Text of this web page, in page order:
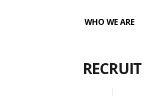
WHO WE ARE
RECRUIT